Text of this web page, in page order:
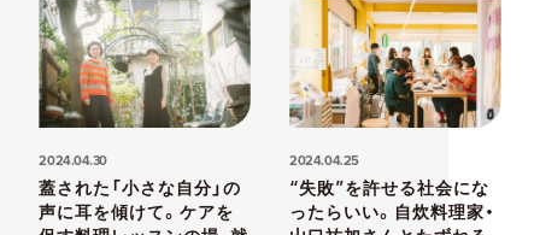
2024.04.30
蓋された「小さな自分」の
声に耳を傾けて。ケアを
2024.04.25
“失敗”を許せる社会にな
ったらいい。自炊料理家・